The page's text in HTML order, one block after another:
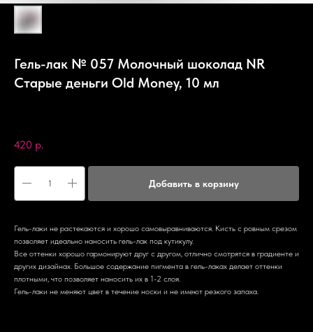
Гель-лак № 057 Молочный шоколад NR
Старые деньги Old Money, 10 мл
420 р.
Добавить в корзину
Гель-лаки не растекаются и хорошо самовыравниваются. Кисть с ровным срезом
позволяет идеально наносить гель-лак под кутикулу.
Все оттенки хорошо гармонируют друг с другом, отлично смотрятся в градиенте и
других дизайнах. Большое содержание пигмента в гель-лаках делает оттенки
плотными, что позволяет наносить их в 1-2 слоя.
Гель-лаки не меняют цвет в течение носки и не имеют резкого запаха.